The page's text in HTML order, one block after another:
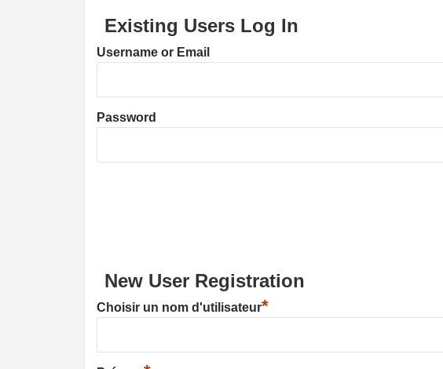
Existing Users Log In
Username or Email
Password
New User Registration
Choisir un nom d'utilisateur*